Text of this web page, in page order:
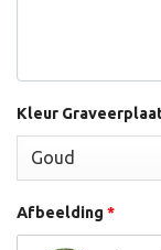
Kleur
Afbeelding *